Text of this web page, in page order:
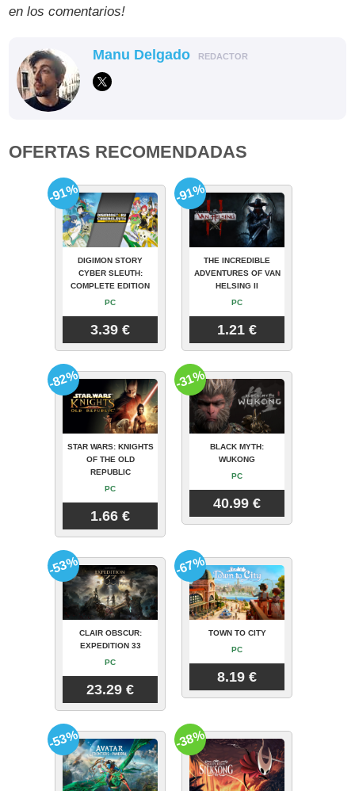
en los comentarios!
Manu Delgado REDACTOR
OFERTAS RECOMENDADAS
DIGIMON STORY
CYBER SLEUTH:
COMPLETE EDITION
PC
3.39 €
-91%
THE INCREDIBLE
ADVENTURES OF VAN
HELSING II
PC
1.21 €
-91%
STAR WARS: KNIGHTS
OF THE OLD
REPUBLIC
PC
1.66 €
-82%
BLACK MYTH:
WUKONG
PC
40.99 €
-31%
CLAIR OBSCUR:
EXPEDITION 33
PC
23.29 €
-53%
TOWN TO CITY
PC
8.19 €
-67%
-53% -38%